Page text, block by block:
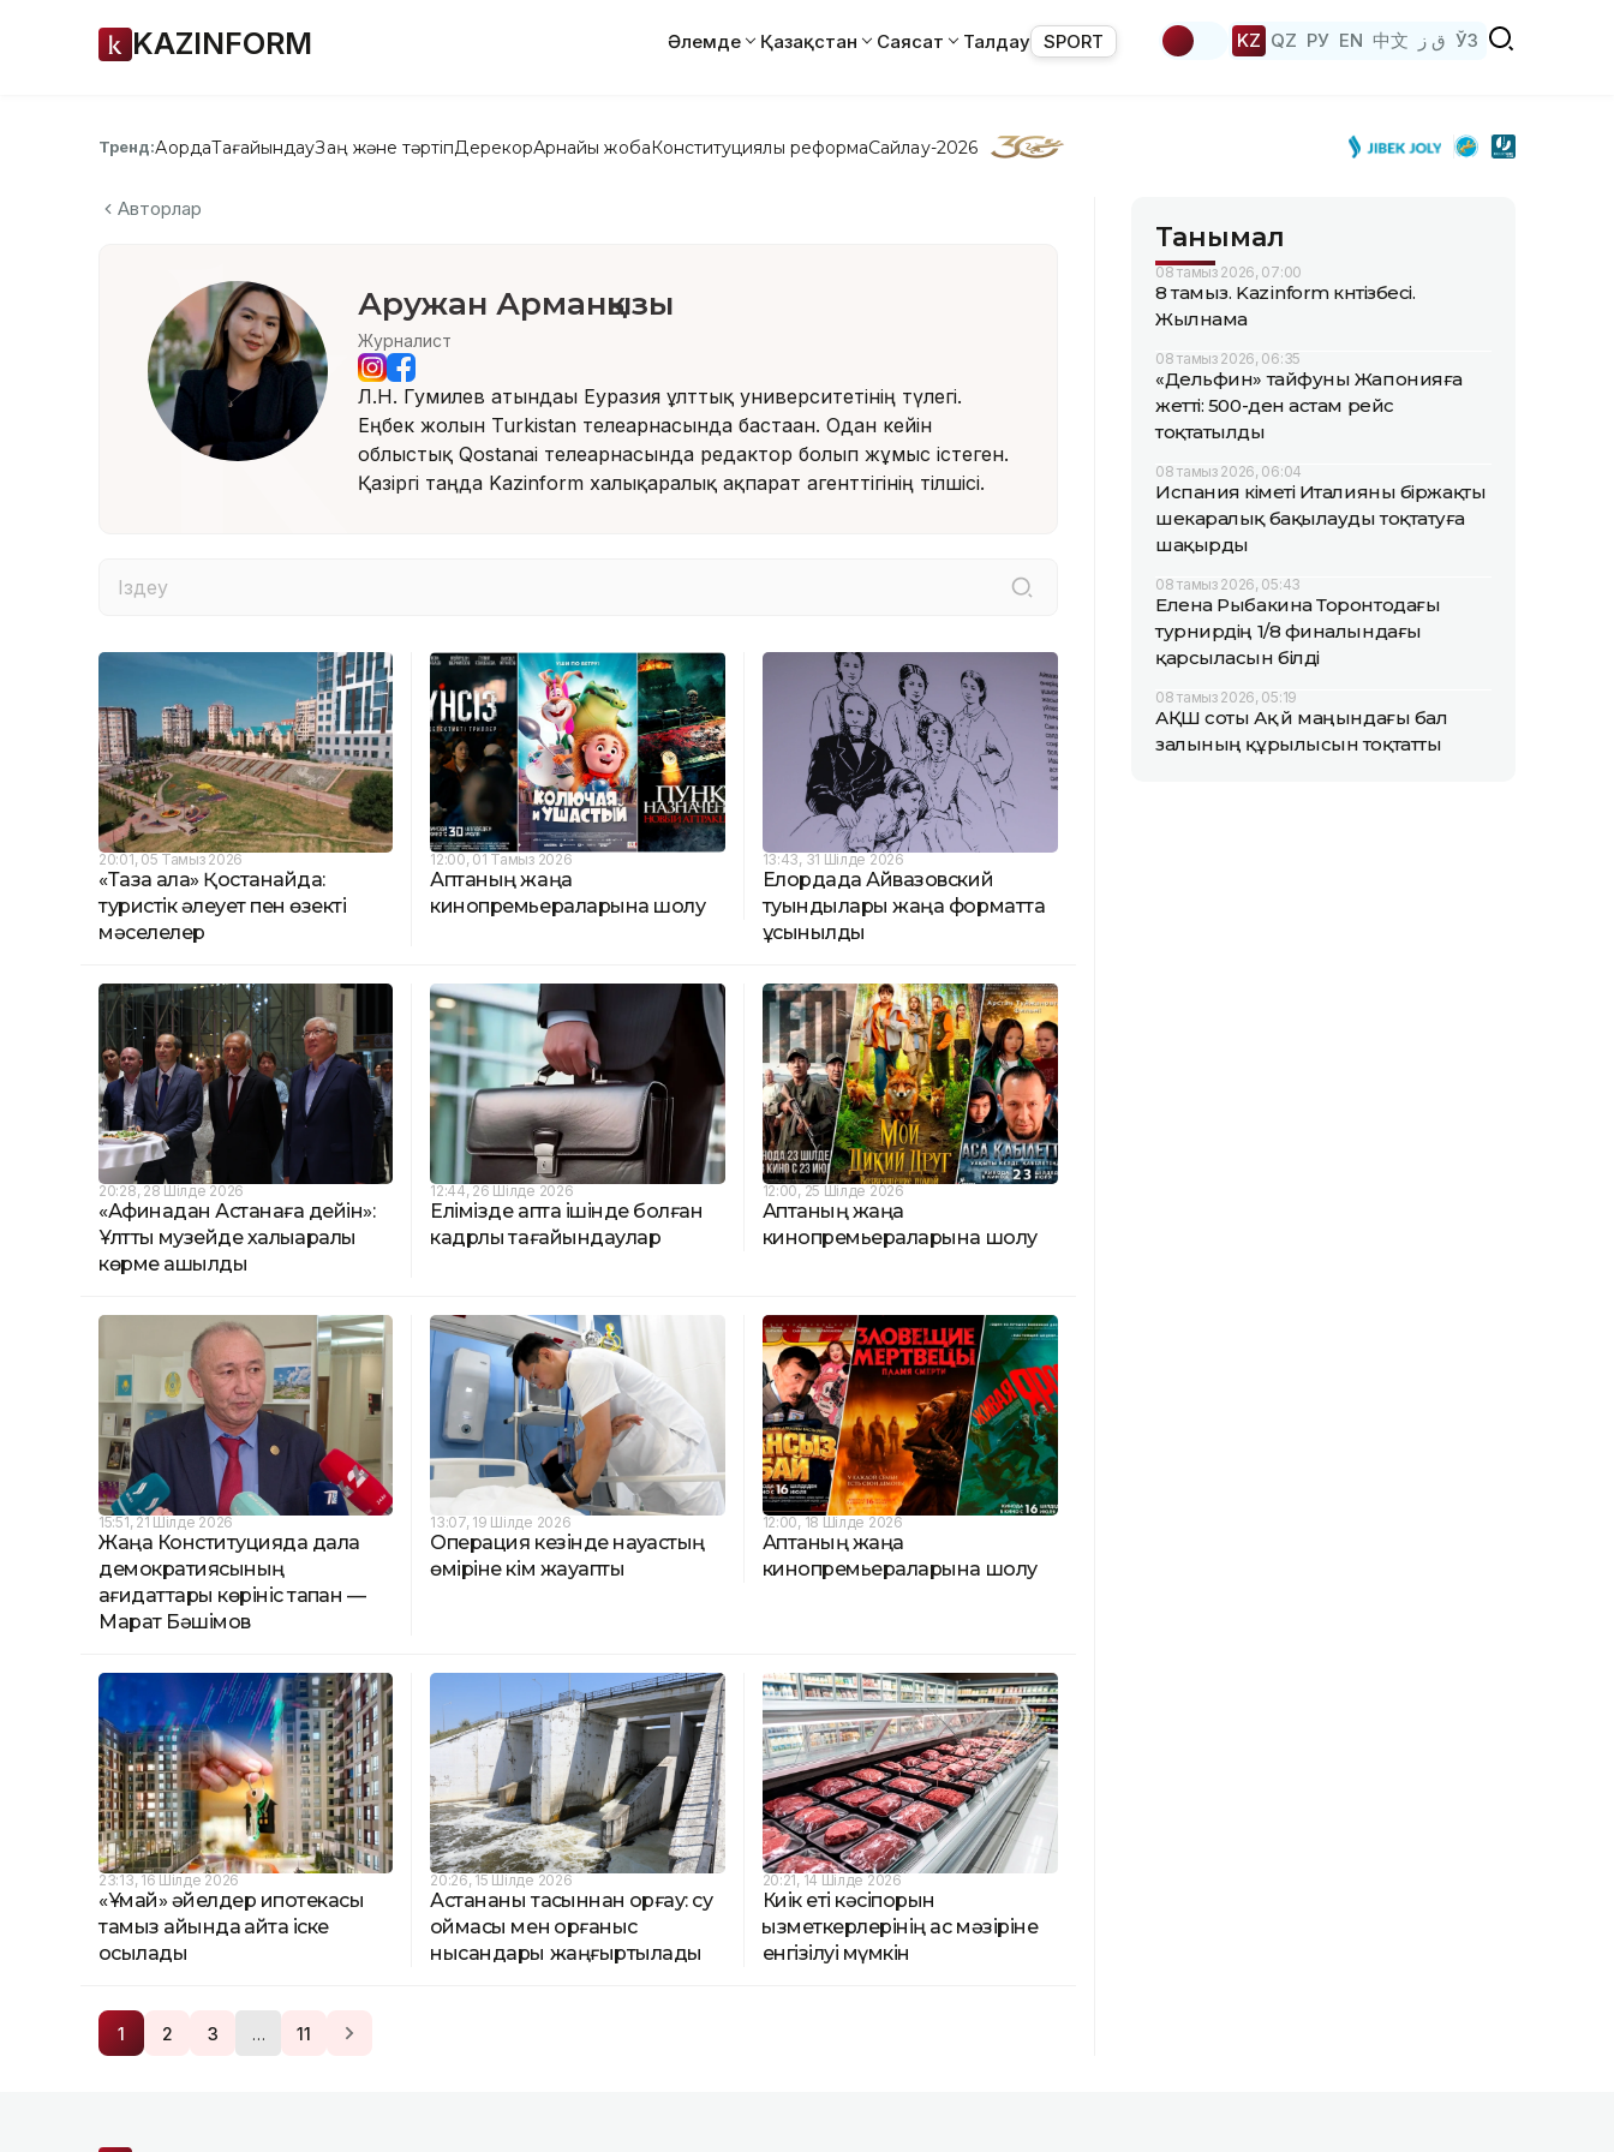
KAZINFORM Әлемде Қазақстан Саясат Талдау SPORT KZ QZ РУ EN 中文 ق ز ЎЗ
Тренд:АқордаТағайындауЗаң және тәртіпДерекқорАрнайы жобаКонституциялық реформаСайлау-2026
Авторлар
Аружан Арманқызы
Журналист
Л.Н. Гумилев атындағы Еуразия ұлттық университетінің түлегі.
Еңбек жолын Turkistan телеарнасында бастаған. Одан кейін
облыстық Qostanai телеарнасында редактор болып жұмыс істеген.
Қазіргі таңда Kazinform халықаралық ақпарат агенттігінің тілшісі.
20:01, 05 Тамыз 2026
«Таза қала» Қостанайда:
туристік әлеует пен өзекті
мәселелер
12:00, 01 Тамыз 2026
Аптаның жаңа
кинопремьераларына шолу
13:43, 31 Шілде 2026
Елордада Айвазовский
туындылары жаңа форматта
ұсынылды
20:28, 28 Шілде 2026
«Афинадан Астанаға дейін»:
Ұлттық музейде халықаралық
көрме ашылды
12:44, 26 Шілде 2026
Елімізде апта ішінде болған
кадрлық тағайындаулар
12:00, 25 Шілде 2026
Аптаның жаңа
кинопремьераларына шолу
15:51, 21 Шілде 2026
Жаңа Конституцияда дала
демократиясының
қағидаттары көрініс тапқан —
Марат Бәшімов
13:07, 19 Шілде 2026
Операция кезінде науқастың
өміріне кім жауапты
12:00, 18 Шілде 2026
Аптаның жаңа
кинопремьераларына шолу
23:13, 16 Шілде 2026
«Ұмай» әйелдер ипотекасы
тамыз айында қайта іске
қосылады
20:26, 15 Шілде 2026
Астананы тасқыннан қорғау: су
қоймасы мен қорғаныс
нысандары жаңғыртылады
20:21, 14 Шілде 2026
Киік еті кәсіпорын
қызметкерлерінің ас мәзіріне
енгізілуі мүмкін
1 2 3 … 11
Танымал
08 тамыз 2026, 07:00
8 тамыз. Kazinform күнтізбесі.
Жылнама
08 тамыз 2026, 06:35
«Дельфин» тайфуны Жапонияға
жетті: 500-ден астам рейс
тоқтатылды
08 тамыз 2026, 06:04
Испания үкіметі Италияны біржақты
шекаралық бақылауды тоқтатуға
шақырды
08 тамыз 2026, 05:43
Елена Рыбакина Торонтодағы
турнирдің 1/8 финалындағы
қарсыласын білді
08 тамыз 2026, 05:19
АҚШ соты Ақ үй маңындағы бал
залының құрылысын тоқтатты